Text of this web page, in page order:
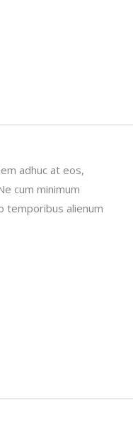
adhuc at eos,
cum minimum
temporibus alienum